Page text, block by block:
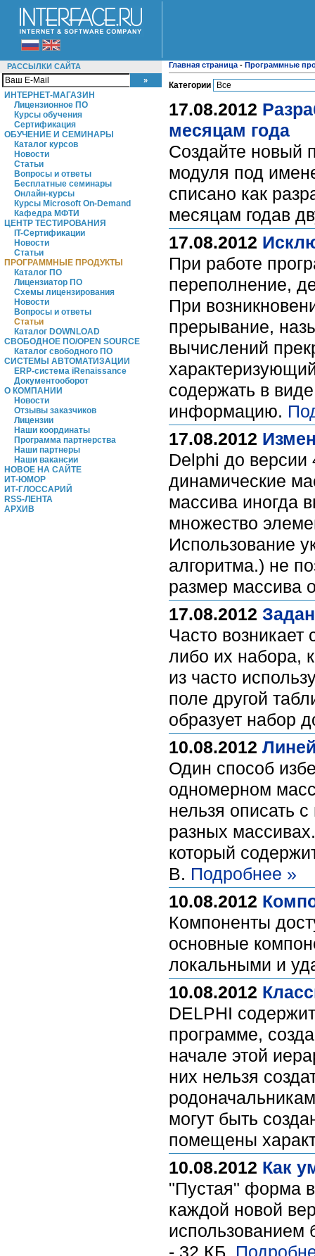
РАССЫЛКИ САЙТА
ИНТЕРНЕТ-МАГАЗИН
Лицензионное ПО
Курсы обучения
Сертификация
ОБУЧЕНИЕ И СЕМИНАРЫ
Каталог курсов
Новости
Статьи
Вопросы и ответы
Бесплатные семинары
Онлайн-курсы
Курсы Microsoft On-Demand
Кафедра МФТИ
ЦЕНТР ТЕСТИРОВАНИЯ
IT-Сертификации
Новости
Статьи
ПРОГРАММНЫЕ ПРОДУКТЫ
Каталог ПО
Лицензиатор ПО
Схемы лицензирования
Новости
Вопросы и ответы
Статьи
Каталог DOWNLOAD
СВОБОДНОЕ ПО/OPEN SOURCE
Каталог свободного ПО
СИСТЕМЫ АВТОМАТИЗАЦИИ
ERP-система iRenaissance
Документооборот
О КОМПАНИИ
Новости
Отзывы заказчиков
Лицензии
Наши координаты
Программа партнерства
Наши партнеры
Наши вакансии
НОВОЕ НА САЙТЕ
ИТ-ЮМОР
ИТ-ГЛОССАРИЙ
RSS-ЛЕНТА
АРХИВ
Главная страница - Программные
Категории
17.08.2012
месяцам года
Создайте новый
модуля под
списано как
месяцам годав
17.08.2012
При работе
переполнение,
При
прерывание,
вычислений
содержать в
информацию.
17.08.2012
Delphi до версии
динамические
массива иногда
множество
Использование
алгоритма.) не
размер массива
17.08.2012
Часто возникает
либо их набора,
из часто
поле другой
образует набор
10.08.2012
Один способ
одномерном
нельзя описать
разных
который
В. Подробнее »
10.08.2012
Компоненты
основные
локальными и
10.08.2012
DELPHI
программе,
начале этой
них нельзя
могут быть
помещены
10.08.2012 Как
"Пустая" форма
каждой новой
- 32 КБ.